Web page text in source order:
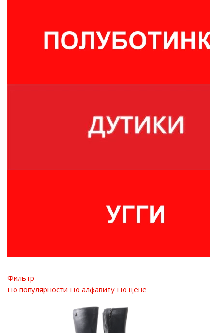
Фильтр
По популярности По алфавиту По цене